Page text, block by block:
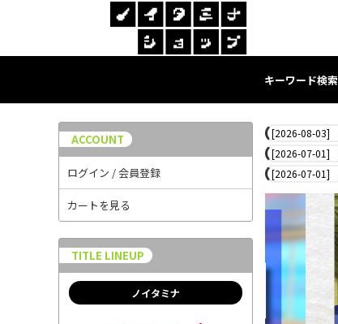
キーワード検索
ACCOUNT
ログイン / 会員登録
カートを見る
TITLE LINEUP
ノイタミナ
[2026-08-03]
[2026-07-01]
[2026-07-01]